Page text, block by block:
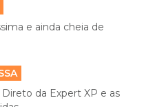
e ainda cheia de
Direto da Expert XP e as